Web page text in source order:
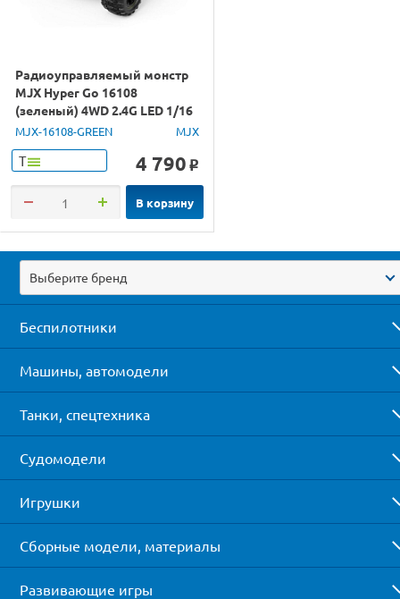
Радиоуправляемый монстр
MJX Hyper Go 16108
(зеленый) 4WD 2.4G LED 1/16
RTR
MJX-16108-GREEN MJX
Т 4 790 o
В корзину
Выберите бренд
Беспилотники
Машины, автомодели
Танки, спецтехника
Судомодели
Игрушки
Сборные модели, материалы
Развивающие игры